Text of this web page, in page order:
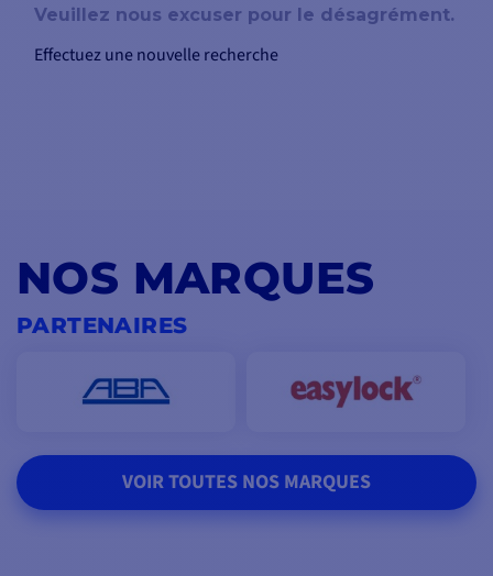
Veuillez nous excuser pour le désagrément.
Effectuez une nouvelle recherche
NOS MARQUES
PARTENAIRES
VOIR TOUTES NOS MARQUES